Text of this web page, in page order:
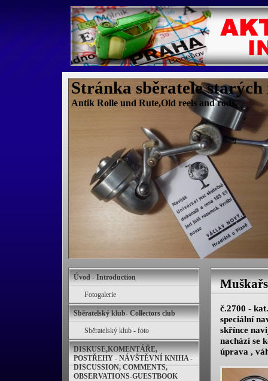
Stránka sběratele
Antik Rolle und Rute,Old reels and rods.
č.2700 -
speciální
skřínce
nachází se
úprava ,
Úvod - Introduction
Fotogalerie
Sběratelský klub- Collectors club
Sběratelský klub - foto
DISKUSE,KOMENTÁŘE,
POSTŘEHY - NÁVŠTĚVNÍ KNIHA -
DISCUSSION, COMMENTS,
OBSERVATIONS-GUESTBOOK